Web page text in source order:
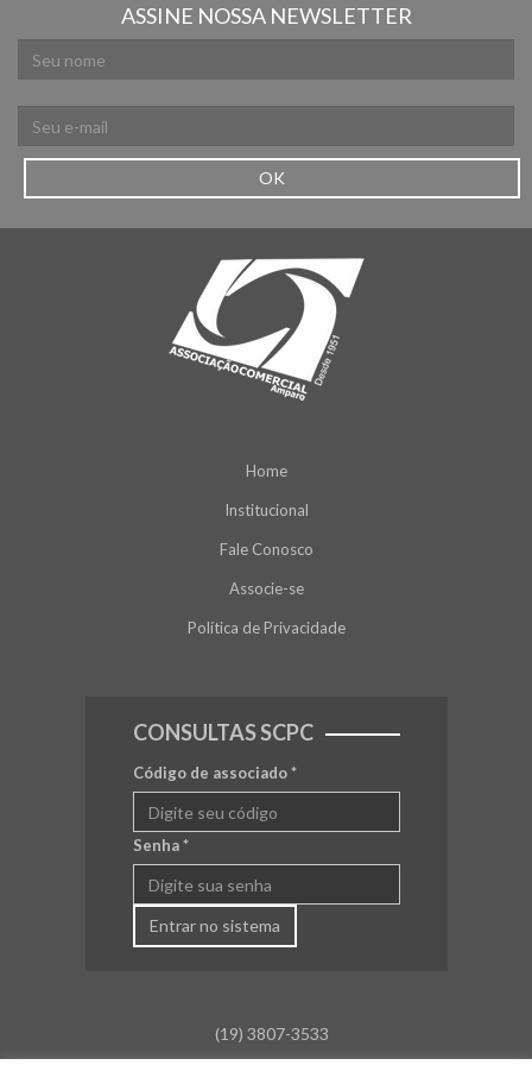
ASSINE NOSSA NEWSLETTER
OK
Home
Institucional
Fale Conosco
Associe-se
Política de Privacidade
CONSULTAS SCPC
Código de associado*
Senha*
Entrar no sistema
(19) 3807-3533